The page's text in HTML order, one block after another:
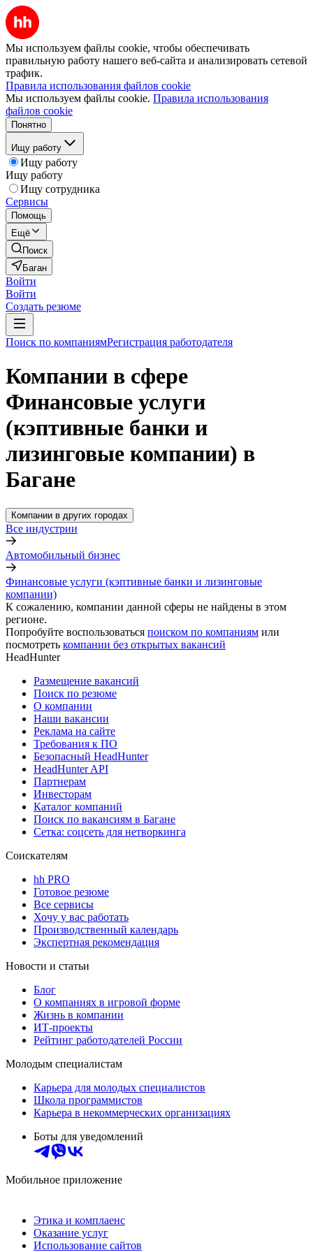
Мы используем файлы cookie, чтобы обеспечивать
правильную работу нашего веб-сайта и анализировать сетевой
трафик.
Правила использования файлов cookie
Мы используем файлы cookie. Правила использования
файлов cookie
Понятно
Ищу работу
Ищу работу
Ищу работу
Ищу сотрудника
Сервисы
Помощь
Ещё
Поиск
Баган
Войти
Войти
Создать резюме
Поиск по компаниямРегистрация работодателя
Компании в сфере
Финансовые услуги
(кэптивные банки и
лизинговые компании) в
Багане
Компании в других городах
Все индустрии
Автомобильный бизнес
Финансовые услуги (кэптивные банки и лизинговые
компании)
К сожалению, компании данной сферы не найдены в этом
регионе.
Попробуйте воспользоваться поиском по компаниям или
посмотреть компании без открытых вакансий
HeadHunter
Размещение вакансий
Поиск по резюме
О компании
Наши вакансии
Реклама на сайте
Требования к ПО
Безопасный HeadHunter
HeadHunter API
Партнерам
Инвесторам
Каталог компаний
Поиск по вакансиям в Багане
Сетка: соцсеть для нетворкинга
Соискателям
hh PRO
Готовое резюме
Все сервисы
Хочу у вас работать
Производственный календарь
Экспертная рекомендация
Новости и статьи
Блог
О компаниях в игровой форме
Жизнь в компании
ИТ-проекты
Рейтинг работодателей России
Молодым специалистам
Карьера для молодых специалистов
Школа программистов
Карьера в некоммерческих организациях
Боты для уведомлений
Мобильное приложение
Этика и комплаенс
Оказание услуг
Использование сайтов